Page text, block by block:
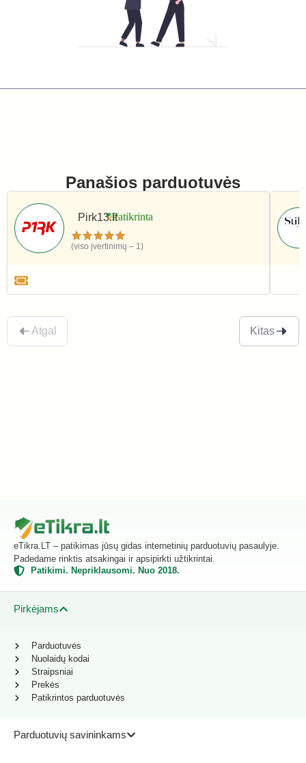
Panašios parduotuvės
Pirk13.lt
(viso įvertinimų – 1)
Atgal Kitas
eTikra.LT – patikimas jūsų gidas internetinių parduotuvių pasaulyje.
Padedame rinktis atsakingai ir apsipirkti užtikrintai.
Patikimi. Nepriklausomi. Nuo 2018.
Pirkėjams
Parduotuvių savininkams
Parduotuvės
Nuolaidų kodai
Straipsniai
Prekės
Patikrintos parduotuvės